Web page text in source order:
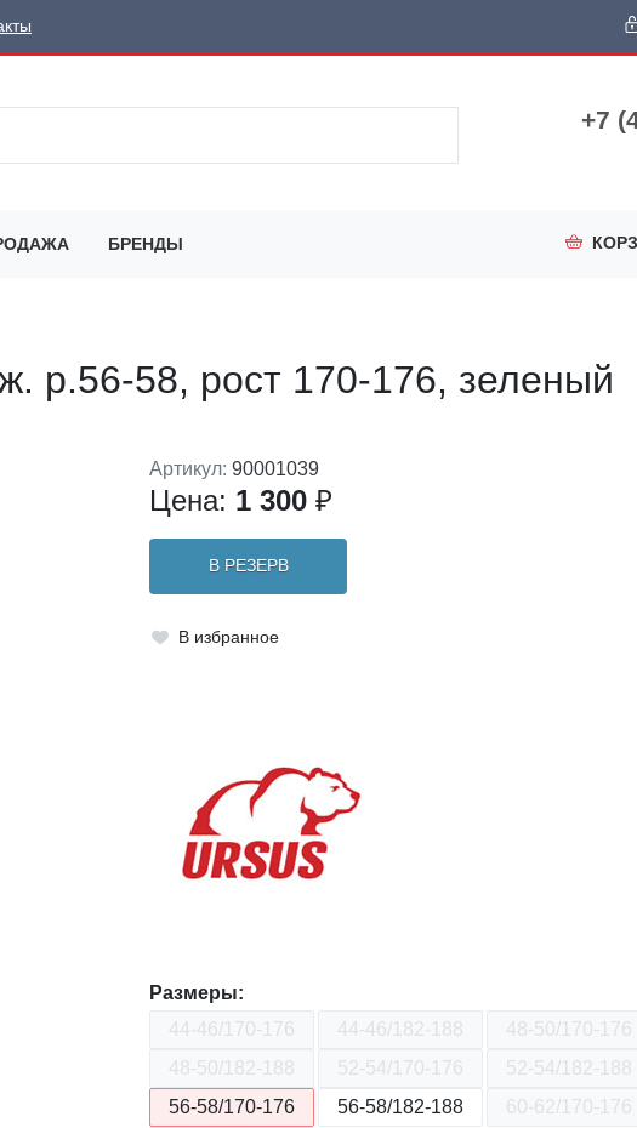
+7
БРЕНДЫ
р.56-58, рост 170-176, зеленый
Артикул: 90001039
Цена: 1 300 ₽
В РЕЗЕРВ
В избранное
Размеры:
44-46/170-176
44-46/182-188
48-50/170-176
48-50/182-188
52-54/170-176
52-54/182-188
56-58/170-176
56-58/182-188
60-62/170-176